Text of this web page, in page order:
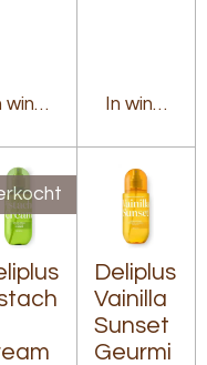
winkelwagenIn
Deliplus
Vainilla
Sunset
Geurmi